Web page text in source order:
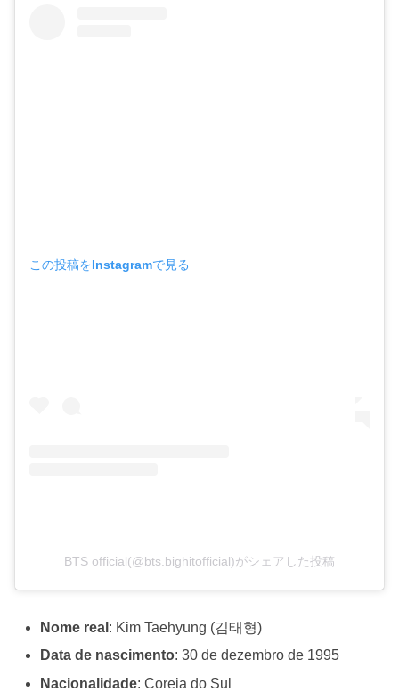
この投稿をInstagramで見る
BTS official(@bts.bighitofficial)がシェアした投稿
Nome real : Kim Taehyung (김태형)
Data de nascimento: 30 de dezembro de 1995
Nacionalidade: Coreia do Sul